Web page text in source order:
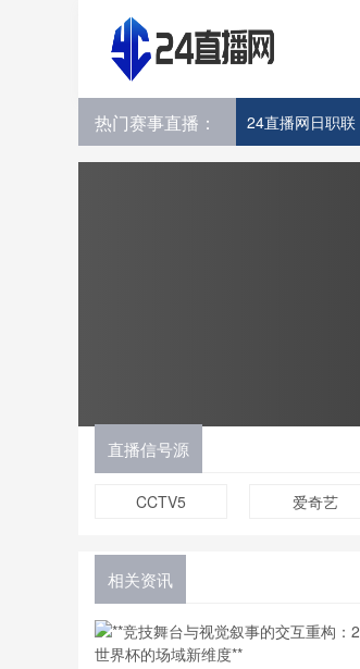
热门赛事直播： 24直播网日职联
直播信号源
CCTV5 爱奇艺
相关资讯